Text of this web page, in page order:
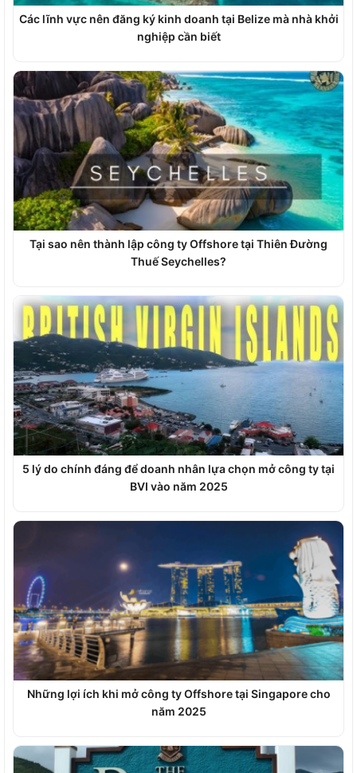
Các lĩnh vực nên đăng ký kinh doanh tại Belize mà nhà khởi
nghiệp cần biết
Tại sao nên thành lập công ty Offshore tại Thiên Đường
Thuế Seychelles?
5 lý do chính đáng để doanh nhân lựa chọn mở công ty tại
BVI vào năm 2025
Những lợi ích khi mở công ty Offshore tại Singapore cho
năm 2025